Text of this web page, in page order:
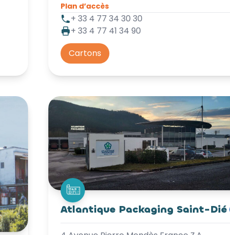
Plan d’accès
+ 33 4 77 34 30 30
+ 33 4 77 41 34 90
Cartons
Atlantique Packaging Saint-Dié